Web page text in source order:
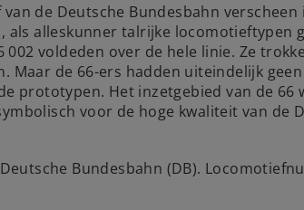
de Deutsche Bundesbahn
als alleskunner talrijke
voldeden over de hele linie. Ze
de 66-ers hadden uiteindelijk
prototypen. Het inzetgebied van de
voor de hoge kwaliteit van
Bundesbahn (DB).